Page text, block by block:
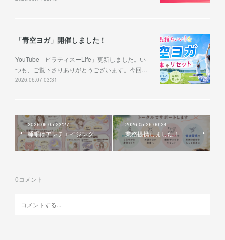
「青空ヨガ」開催しました！
YouTube「ピラティスーLife」更新しました。い
つも、ご覧下さりありがとうございます。今回…
2026.06.07 03:31
2026.06.05 23:27
睡眠はアンチエイジング
2026.05.26 00:24
業務提携しました！
0コメント